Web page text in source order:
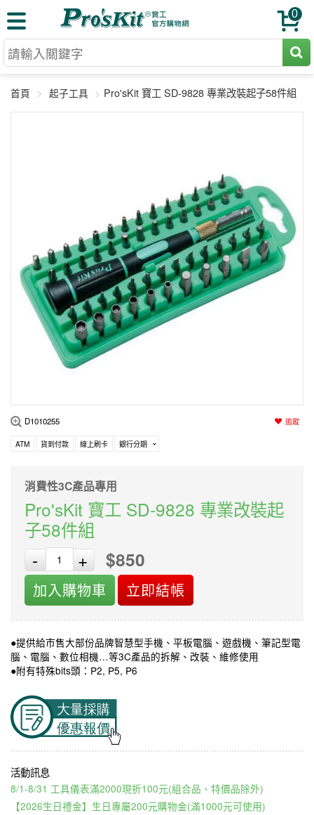
0
壓著鉗
起子工具
手鉗工具
放大工具
精密鑷子
綜合工具
烙鐵頭
三用電錶
通訊儀器
環境儀錶
各式鉤錶
驗電筆
A+B 組合
初階款8+
中階款12＋
高階挑戰款
課程教材
多合一系列
報價諮詢
訂單查詢
售後服務
舊換新方案
新品上市
首頁 起子工具 Pro'sKit 寶工 SD-9828 專業改裝起子58件組
D1010255 追蹤
ATM 貨到付款 線上刷卡 銀行分期
消費性3C產品專用
Pro'sKit 寶工 SD-9828 專業改裝起
子58件組
-
+ $850
加入購物車 立即結帳
●提供給市售大部份品牌智慧型手機、平板電腦、遊戲機、筆記型電
腦、電腦、數位相機…等3C產品的拆解、改裝、維修使用
●附有特殊bits頭：P2, P5, P6
8/1-8/31 工具儀表滿2000現折100元(組合品、特價品除外)
【2026生日禮金】生日專屬200元購物金(滿1000元可使用)